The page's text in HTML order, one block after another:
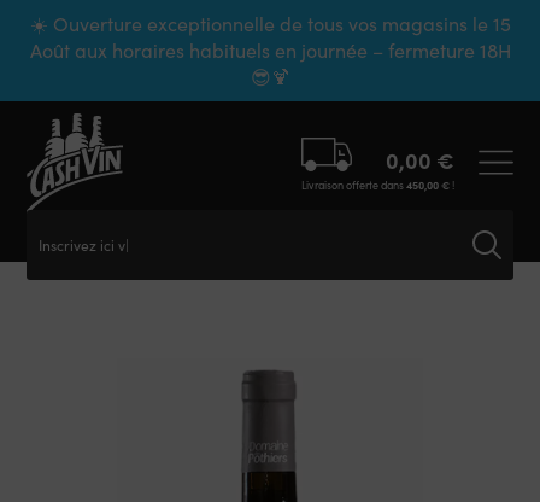
☀️ Ouverture exceptionnelle de tous vos magasins le 15
Août aux horaires habituels en journée – fermeture 18H
😎🍹
Inscrivez ici vot
0,00 €
Livraison offerte dans450,00 €!
Panneau de gestion des cookies